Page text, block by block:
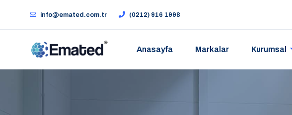
info@emated.com.tr (0212) 916 1998
Anasayfa Markalar Kurumsal